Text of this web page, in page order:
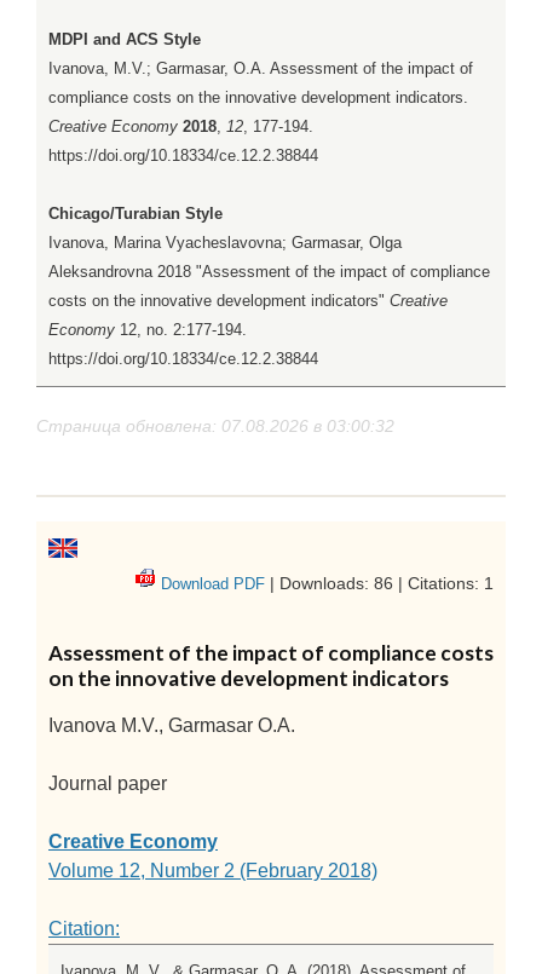
MDPI and ACS Style
Ivanova, M.V.; Garmasar, O.A. Assessment of the impact of
compliance costs on the innovative development indicators.
Creative Economy 2018, 12, 177-194.
https://doi.org/10.18334/ce.12.2.38844
Chicago/Turabian Style
Ivanova, Marina Vyacheslavovna; Garmasar, Olga
Aleksandrovna 2018 "Assessment of the impact of compliance
costs on the innovative development indicators" Creative
Economy 12, no. 2:177-194.
https://doi.org/10.18334/ce.12.2.38844
Страница обновлена: 07.08.2026 в 03:00:32
Download PDF | Downloads: 86 | Citations: 1
Assessment of the impact of compliance costs
on the innovative development indicators
Ivanova M.V., Garmasar O.A.
Journal paper
Creative Economy
Volume 12, Number 2 (February 2018)
Citation: